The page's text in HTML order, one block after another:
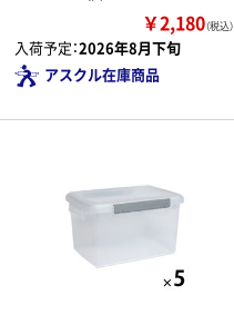
￥2,180（税込）
入荷予定：2026年8月下旬
アスクル在庫商品